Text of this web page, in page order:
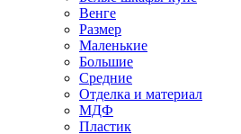
Венге
Размер
Маленькие
Большие
Средние
Отделка и материал
МДФ
Пластик